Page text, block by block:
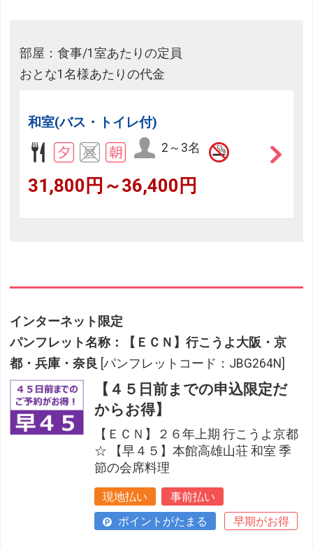
部屋：食事/1室あたりの定員
おとな1名様あたりの代金
和室(バス・トイレ付)
2～3名
31,800円～36,400円
インターネット限定
パンフレット名称：【ＥＣＮ】行こうよ大阪・京
都・兵庫・奈良 [パンフレットコード：JBG264N]
【４５日前までの申込限定だ
からお得】
【ＥＣＮ】２６年上期 行こうよ京都
☆ 【早４５】本館高雄山荘 和室 季
節の会席料理
現地払い
事前払い
ポイントがたまる
早期がお得